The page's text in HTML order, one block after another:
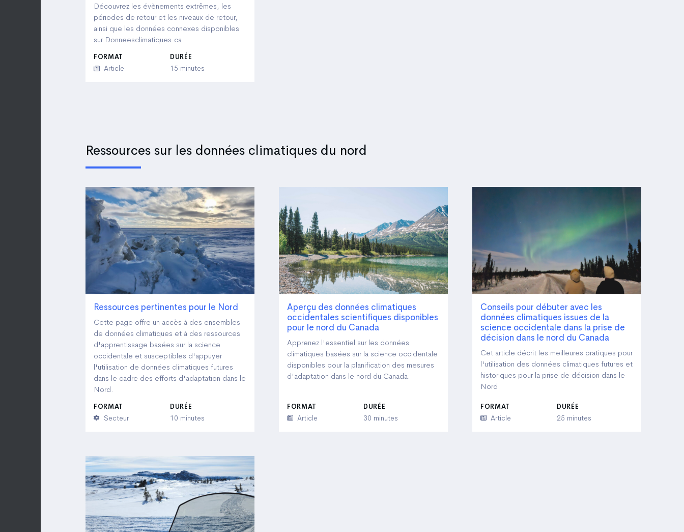
Découvrez les évènements extrêmes, les
périodes de retour et les niveaux de retour,
ainsi que les données connexes disponibles
sur Donneesclimatiques.ca.
FORMAT
Article
DURÉE
15 minutes
Ressources sur les données climatiques du nord
Ressources pertinentes pour le Nord
Cette page offre un accès à des ensembles
de données climatiques et à des ressources
d'apprentissage basées sur la science
occidentale et susceptibles d'appuyer
l'utilisation de données climatiques futures
dans le cadre des efforts d'adaptation dans le
Nord.
FORMAT
Secteur
DURÉE
10 minutes
Aperçu des données climatiques
occidentales scientifiques disponibles
pour le nord du Canada
Apprenez l'essentiel sur les données
climatiques basées sur la science occidentale
disponibles pour la planification des mesures
d'adaptation dans le nord du Canada.
FORMAT
Article
DURÉE
30 minutes
Conseils pour débuter avec les
données climatiques issues de la
science occidentale dans la prise de
décision dans le nord du Canada
Cet article décrit les meilleures pratiques pour
l'utilisation des données climatiques futures et
historiques pour la prise de décision dans le
Nord.
FORMAT
Article
DURÉE
25 minutes